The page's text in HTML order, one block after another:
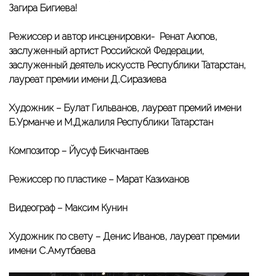
Загира Бигиева!
Режиссер и автор инсценировки- Ренат Аюпов,
заслуженный артист Российской Федерации,
заслуженный деятель искусств Республики Татарстан,
лауреат премии имени Д.Сиразиева
Художник – Булат Гильванов, лауреат премий имени
Б.Урманче и М.Джалиля Республики Татарстан
Композитор – Йусуф Бикчантаев
Режиссер по пластике – Марат Казиханов
Видеограф – Максим Кунин
Художник по свету – Денис Иванов, лауреат премии
имени С.Амутбаева